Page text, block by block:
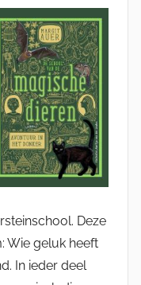
Deze
Wie geluk heeft
In ieder deel